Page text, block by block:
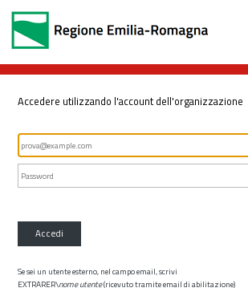
Accedere utilizzando l'account dell'organizzazione
Accedi
Se sei un utente esterno, nel campo email, scrivi
EXTRARER\nome utente(ricevuto tramite email di abilitazione)